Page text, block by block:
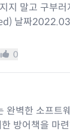
지 말고 구부
날짜
0
완벽한 소프트
방어책을 마